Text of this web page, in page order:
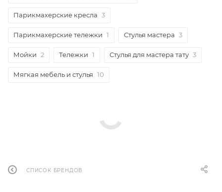
Парикмахерские кресла 3
Парикмахерские тележки 1 Стулья мастера 3
Мойки 2 Тележки 1 Стулья для мастера тату 3
Мягкая мебель и стулья 10
СПИСОК БРЕНДОВ